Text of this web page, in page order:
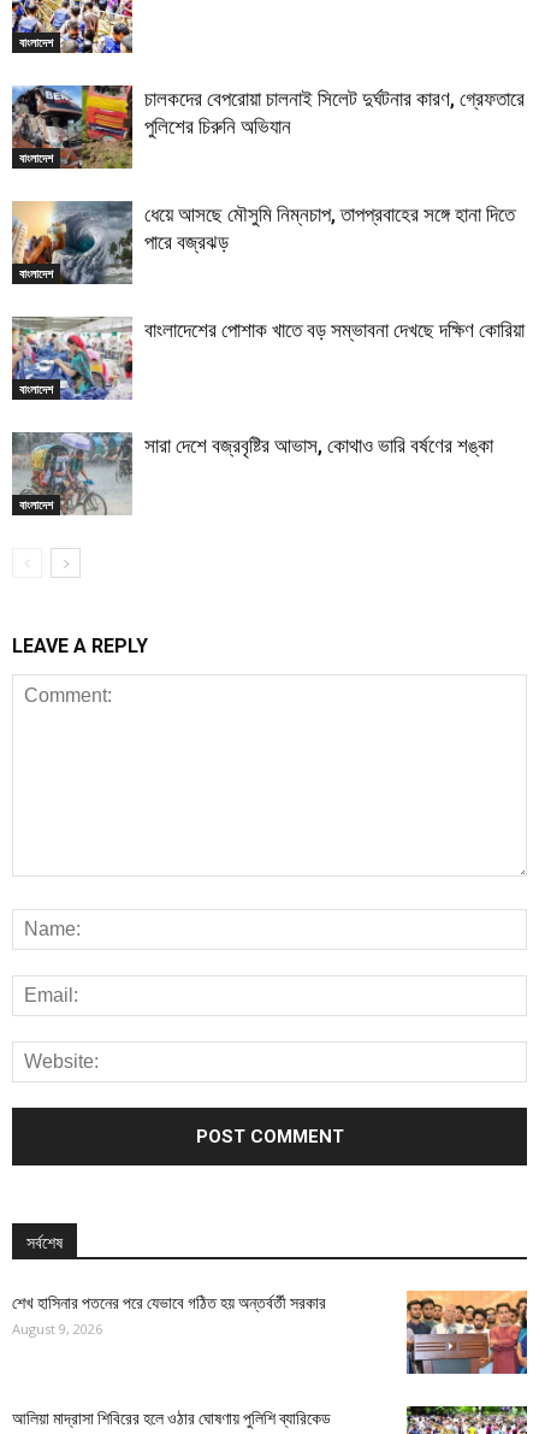
বাংলাদেশ
বাংলাদেশ
চালকদের বেপরোয়া চালনাই সিলেট দুর্ঘটনার কারণ, গ্রেফতারে
পুলিশের চিরুনি অভিযান
বাংলাদেশ
ধেয়ে আসছে মৌসুমি নিম্নচাপ, তাপপ্রবাহের সঙ্গে হানা দিতে
পারে বজ্রঝড়
বাংলাদেশ
বাংলাদেশের পোশাক খাতে বড় সম্ভাবনা দেখছে দক্ষিণ কোরিয়া
বাংলাদেশ
সারা দেশে বজ্রবৃষ্টির আভাস, কোথাও ভারি বর্ষণের শঙ্কা
LEAVE A REPLY
সর্বশেষ
শেখ হাসিনার পতনের পরে যেভাবে গঠিত হয় অন্তর্বর্তী সরকার
August 9, 2026
আলিয়া মাদ্রাসা শিবিরের হলে ওঠার ঘোষণায় পুলিশি ব্যারিকেড